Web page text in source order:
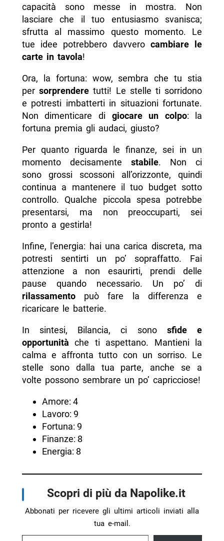
capacità sono messe in mostra. Non
lasciare che il tuo entusiasmo svanisca;
sfrutta al massimo questo momento. Le
tue idee potrebbero davvero cambiare le
carte in tavola!
Ora, la fortuna: wow, sembra che tu stia
persorprendere tutti! Le stelle ti sorridono
e potresti imbatterti in situazioni fortunate.
Non dimenticare di giocare un colpo: la
fortuna premia gli audaci, giusto?
Per quanto riguarda le finanze, sei in un
momento decisamente stabile. Non ci
sono grossi scossoni all’orizzonte, quindi
continua a mantenere il tuo budget sotto
controllo. Qualche piccola spesa potrebbe
presentarsi, ma non preoccuparti, sei
pronto a gestirla!
Infine, l’energia: hai una carica discreta, ma
potresti sentirti un po’ sopraffatto. Fai
attenzione a non esaurirti, prendi delle
pause quando necessario. Un po’ di
rilassamentopuò fare la differenza e
ricaricare le batterie.
In sintesi, Bilancia, ci sono sfide e
opportunità che ti aspettano. Mantieni la
calma e affronta tutto con un sorriso. Le
stelle sono dalla tua parte, anche se a
volte possono sembrare un po’ capricciose!
Amore: 4
Lavoro: 9
Fortuna: 9
Finanze: 8
Energia: 8
Scopri di più da Napolike.it
Abbonati per ricevere gli ultimi articoli inviati alla
tua e-mail.
Digita la tua e-mail...